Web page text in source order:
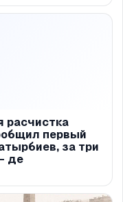
расчистка
первый
за три
де